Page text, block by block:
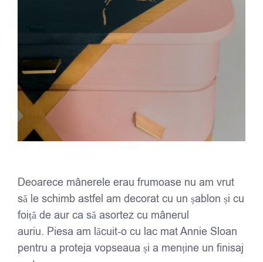
Deoarece mânerele erau frumoase nu am vrut
să le schimb astfel am decorat cu un șablon și cu
foiță de aur ca să asortez cu mânerul
auriu. Piesa am lăcuit-o cu lac mat Annie Sloan
pentru a proteja vopseaua și a menține un finisaj